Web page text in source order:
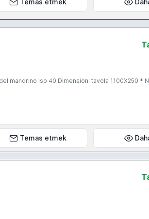
Temas etmek
mandrino Iso 40 Dimensioni tavola 1100X250 *
Temas etmek